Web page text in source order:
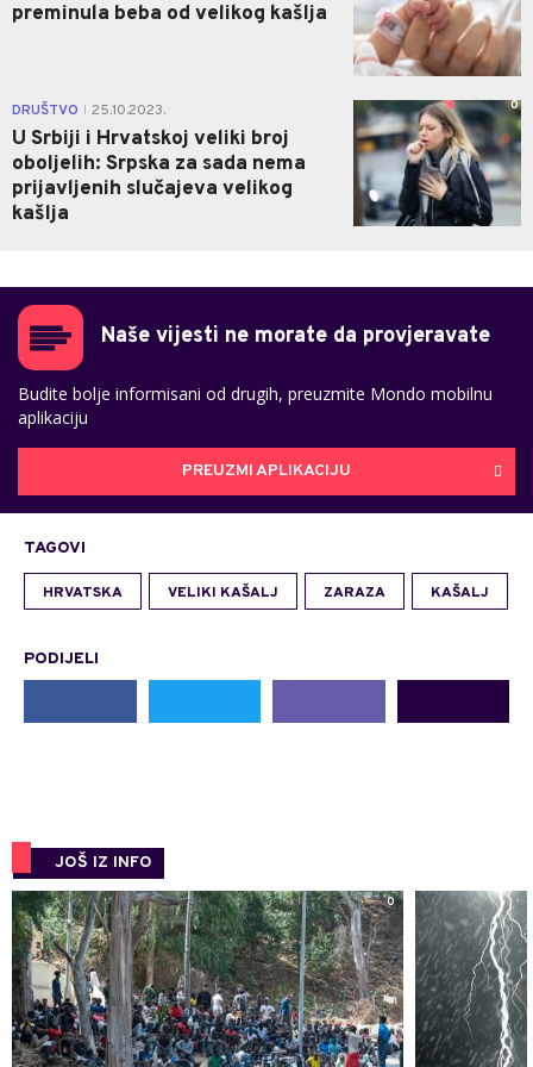
preminula beba od velikog kašlja
DRUŠTVO 25.10.2023.
U Srbiji i Hrvatskoj veliki broj
oboljelih: Srpska za sada nema
prijavljenih slučajeva velikog
kašlja
0
Naše vijesti ne morate da provjeravate
Budite bolje informisani od drugih, preuzmite Mondo mobilnu
aplikaciju
PREUZMI APLIKACIJU
TAGOVI
HRVATSKA VELIKI KAŠALJ ZARAZA KAŠALJ
PODIJELI
JOŠ IZ INFO
0